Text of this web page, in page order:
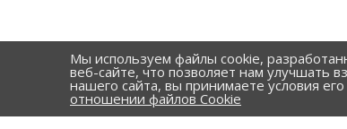
Мы используем файлы cookie,
веб-сайте, что позволяет нам улучшать
нашего сайта, вы принимаете условия
отношении файлов Cookie